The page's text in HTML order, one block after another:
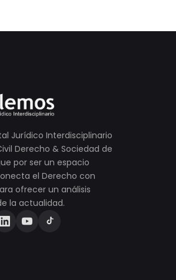
Jurídico Interdisciplinario
Derecho & Sociedad de
por ser un espacio
el Derecho con
ofrecer un análisis
la actualidad.